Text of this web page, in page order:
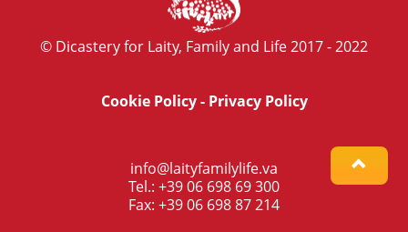
© Dicastery for Laity, Family and Life 2017 - 2022
Cookie Policy- Privacy Policy
info@laityfamilylife.va
Tel.: +39 06 698 69 300
Fax: +39 06 698 87 214